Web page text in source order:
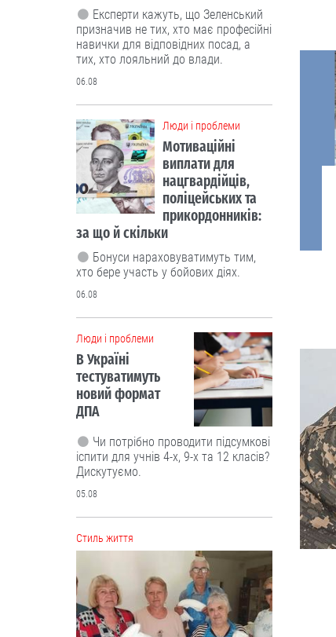
Експерти кажуть, що Зеленський
призначив не тих, хто має професійні
навички для відповідних посад, а
тих, хто лояльний до влади.
06.08
Люди і проблеми
Мотиваційні
виплати для
нацгвардійців,
поліцейських та
прикордонників:
за що й скільки
Бонуси нараховуватимуть тим,
хто бере участь у бойових діях.
06.08
Люди і проблеми
В Україні
тестуватимуть
новий формат
ДПА
Чи потрібно проводити підсумкові
іспити для учнів 4-х, 9-х та 12 класів?
Дискутуємо.
05.08
Cтиль життя